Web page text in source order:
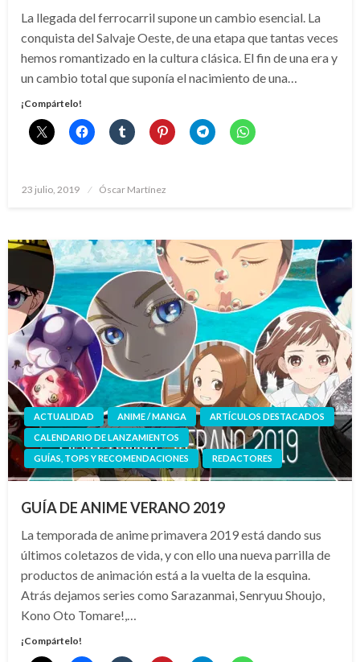
La llegada del ferrocarril supone un cambio esencial. La
conquista del Salvaje Oeste, de una etapa que tantas veces
hemos romantizado en la cultura clásica. El fin de una era y
un cambio total que suponía el nacimiento de una…
¡Compártelo!
Publicado
23 julio, 2019 Óscar Martínez
ACTUALIDAD ANIME / MANGA
ARTÍCULOS DESTACADOS
CALENDARIO DE LANZAMIENTOS
GUÍAS, TOPS Y RECOMENDACIONES
REDACTORES
GUÍA DE ANIME VERANO 2019
La temporada de anime primavera 2019 está dando sus
últimos coletazos de vida, y con ello una nueva parrilla de
productos de animación está a la vuelta de la esquina.
Atrás dejamos series como Sarazanmai, Senryuu Shoujo,
Kono Oto Tomare!,…
¡Compártelo!